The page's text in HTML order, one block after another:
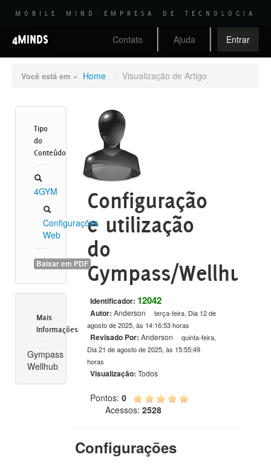
MOBILE MIND EMPRESA DE TECNOLOGIA
4MINDS Contato Ajuda Entrar
Você está em » Home / Visualização de Artigo
Tipo
do
Conteúdo
4GYM
Configurações
Web
Baixar em PDF
Mais
Informações
Gympass
Wellhub
Configuração
e utilização
do
Gympass/Wellhub
Identificador: 12042
Autor: Anderson
terça-feira, Dia 12 de
agosto de 2025, às 14:16:53 horas
Revisado Por:Anderson
quinta-feira,
Dia 21 de agosto de 2025, às 15:55:49
horas
Visualização:Todos
Pontos: 0
Acessos: 2528
Configurações